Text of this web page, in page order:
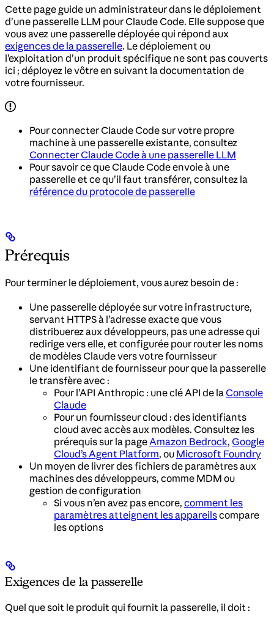
Cette page guide un administrateur dans le déploiement
d’une passerelle LLM pour Claude Code. Elle suppose que
vous avez une passerelle déployée qui répond aux
exigences de la passerelle. Le déploiement ou
l’exploitation d’un produit spécifique ne sont pas couverts
ici ; déployez le vôtre en suivant la documentation de
votre fournisseur.
Pour connecter Claude Code sur votre propre
machine à une passerelle existante, consultez
Connecter Claude Code à une passerelle LLM
Pour savoir ce que Claude Code envoie à une
passerelle et ce qu’il faut transférer, consultez la
référence du protocole de passerelle
Prérequis
Pour terminer le déploiement, vous aurez besoin de :
Une passerelle déployée sur votre infrastructure,
servant HTTPS à l’adresse exacte que vous
distribuerez aux développeurs, pas une adresse qui
redirige vers elle, et configurée pour router les noms
de modèles Claude vers votre fournisseur
Une identifiant de fournisseur pour que la passerelle
le transfère avec :
Pour l’API Anthropic : une clé API de laConsole
Claude
Pour un fournisseur cloud : des identifiants
cloud avec accès aux modèles. Consultez les
prérequis sur la pageAmazon Bedrock, Google
Cloud’s Agent Platform, ou Microsoft Foundry
Un moyen de livrer des fichiers de paramètres aux
machines des développeurs, comme MDM ou
gestion de configuration
Si vous n’en avez pas encore, comment les
paramètres atteignent les appareilscompare
les options
Exigences de la passerelle
Quel que soit le produit qui fournit la passerelle, il doit :